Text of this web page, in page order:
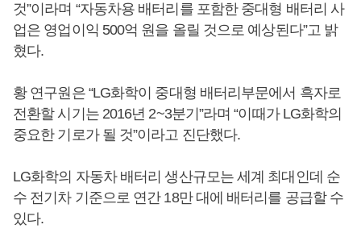
것”이라며 “자동차용 배터리를 포함한 중대형 배터리 사
업은 영업이익 500억 원을 올릴 것으로 예상된다”고 밝
혔다.
황 연구원은 “LG화학이 중대형 배터리부문에서 흑자로
전환할 시기는 2016년 2~3분기”라며 “이때가 LG화학의
중요한 기로가 될 것”이라고 진단했다.
LG화학의 자동차 배터리 생산규모는 세계 최대인데 순
수 전기차 기준으로 연간 18만 대에 배터리를 공급할 수
있다.